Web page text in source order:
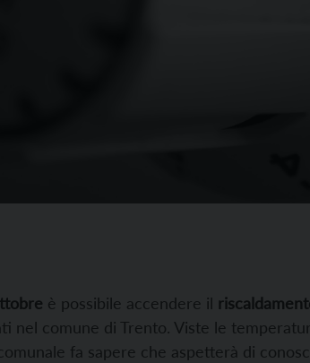
è possibile accendere il
nel comune di Trento. Viste le
fa sapere che aspetterà di